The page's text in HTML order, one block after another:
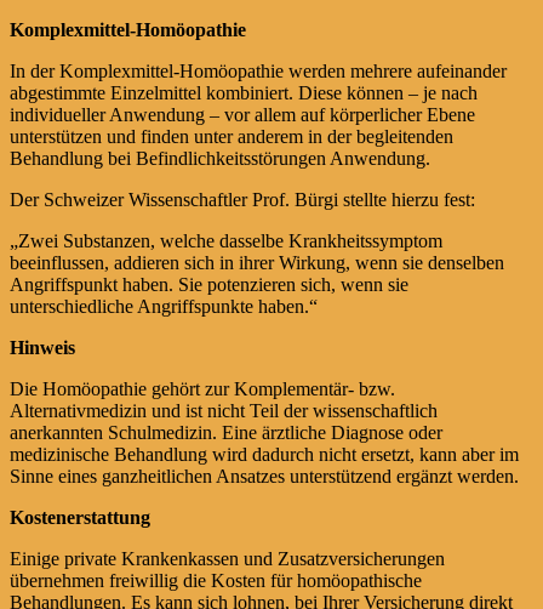
Komplexmittel-Homöopathie
In der Komplexmittel-Homöopathie werden mehrere aufeinander
abgestimmte Einzelmittel kombiniert. Diese können – je nach
individueller Anwendung – vor allem auf körperlicher Ebene
unterstützen und finden unter anderem in der begleitenden
Behandlung bei Befindlichkeitsstörungen Anwendung.
Der Schweizer Wissenschaftler Prof. Bürgi stellte hierzu fest:
„Zwei Substanzen, welche dasselbe Krankheitssymptom
beeinflussen, addieren sich in ihrer Wirkung, wenn sie denselben
Angriffspunkt haben. Sie potenzieren sich, wenn sie
unterschiedliche Angriffspunkte haben.“
Hinweis
Die Homöopathie gehört zur Komplementär- bzw.
Alternativmedizin und ist nicht Teil der wissenschaftlich
anerkannten Schulmedizin. Eine ärztliche Diagnose oder
medizinische Behandlung wird dadurch nicht ersetzt, kann aber im
Sinne eines ganzheitlichen Ansatzes unterstützend ergänzt werden.
Kostenerstattung
Einige private Krankenkassen und Zusatzversicherungen
übernehmen freiwillig die Kosten für homöopathische
Behandlungen. Es kann sich lohnen, bei Ihrer Versicherung direkt